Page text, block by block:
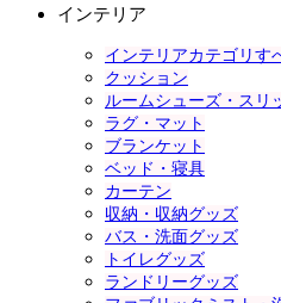
インテリア
インテリアカテゴリす
クッション
ルームシューズ・スリ
ラグ・マット
ブランケット
ベッド・寝具
カーテン
収納・収納グッズ
バス・洗面グッズ
トイレグッズ
ランドリーグッズ